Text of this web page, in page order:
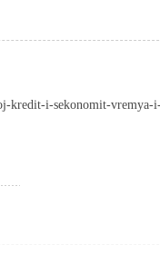
kredit-i-sekonomit-vremya-